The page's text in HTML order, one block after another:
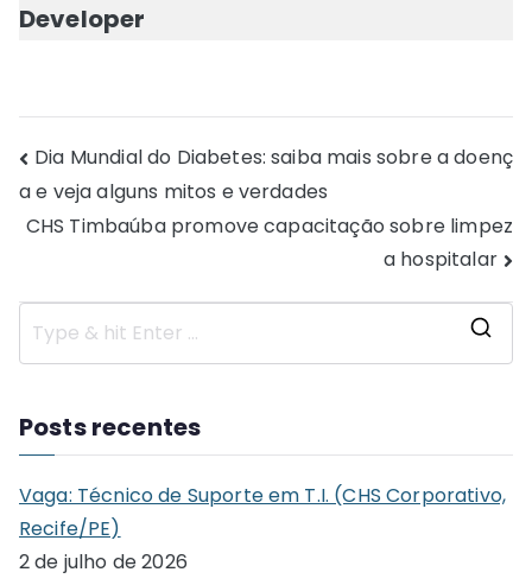
Developer
Navegação
de
Dia Mundial do Diabetes: saiba mais sobre a doenç
a e veja alguns mitos e verdades
CHS Timbaúba promove capacitação sobre limpez
a hospitalar
Posts recentes
Vaga: Técnico de Suporte em T.I. (CHS Corporativo,
Recife/PE)
2 de julho de 2026